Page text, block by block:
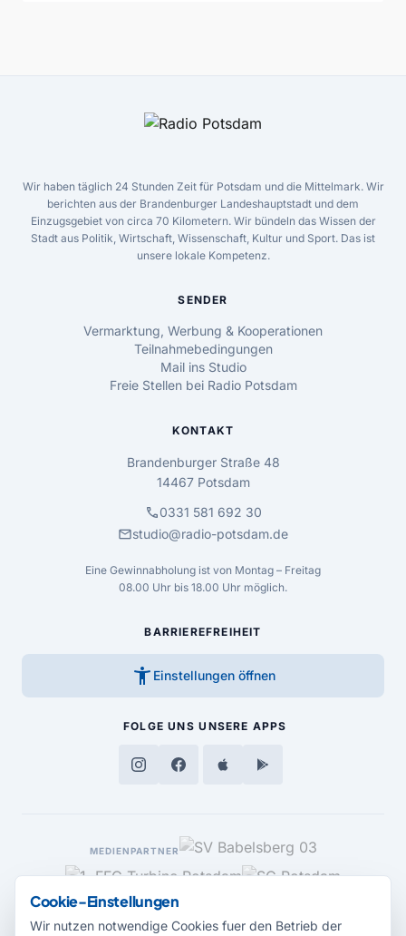
Wir haben täglich 24 Stunden Zeit für Potsdam und die Mittelmark. Wir
berichten aus der Brandenburger Landeshauptstadt und dem
Einzugsgebiet von circa 70 Kilometern. Wir bündeln das Wissen der
Stadt aus Politik, Wirtschaft, Wissenschaft, Kultur und Sport. Das ist
unsere lokale Kompetenz.
SENDER
Vermarktung, Werbung & Kooperationen
Teilnahmebedingungen
Mail ins Studio
Freie Stellen bei Radio Potsdam
KONTAKT
Brandenburger Straße 48
14467 Potsdam
call0331 581 692 30
mailstudio@radio-potsdam.de
Eine Gewinnabholung ist von Montag – Freitag
08.00 Uhr bis 18.00 Uhr möglich.
BARRIEREFREIHEIT
accessibility_new Einstellungen öffnen
FOLGE UNS UNSERE APPS
MEDIENPARTNER
Cookie-Einstellungen
Wir nutzen notwendige Cookies fuer den Betrieb der